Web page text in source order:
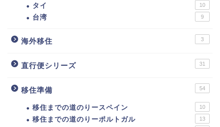
タイ 10
台湾 9
海外移住 3
直行便シリーズ 31
移住準備 54
移住までの道のりースペイン 10
移住までの道のりーポルトガル 13